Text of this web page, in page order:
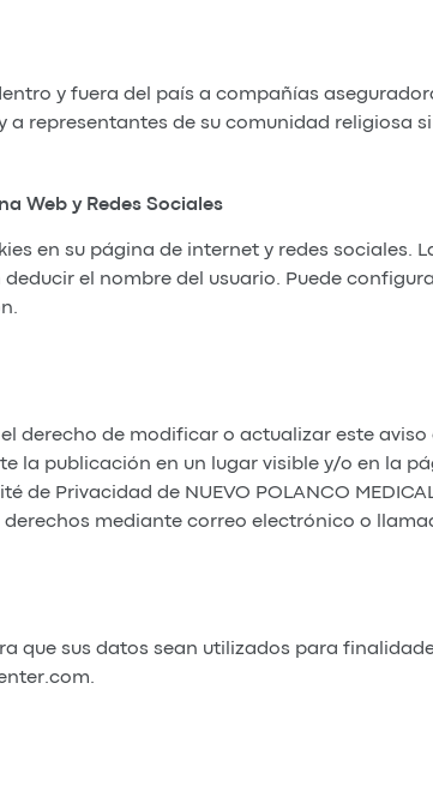
y fuera del país a compañías
representantes de su comunidad religiosa
Web y Redes Sociales
en su página de internet y redes
el nombre del usuario. Puede
el derecho de modificar o actualizar este
la publicación en un lugar visible y/o en la
de Privacidad de NUEVO POLANCO
mediante correo electrónico o
que sus datos sean utilizados para